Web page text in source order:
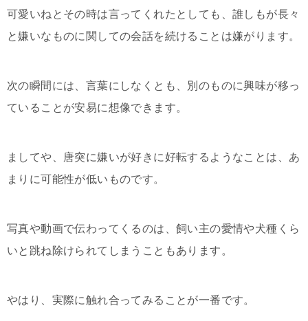
可愛いねとその時は言ってくれたとしても、誰しもが長々
と嫌いなものに関しての会話を続けることは嫌がります。
次の瞬間には、言葉にしなくとも、別のものに興味が移っ
ていることが安易に想像できます。
ましてや、唐突に嫌いが好きに好転するようなことは、あ
まりに可能性が低いものです。
写真や動画で伝わってくるのは、飼い主の愛情や犬種くら
いと跳ね除けられてしまうこともあります。
やはり、実際に触れ合ってみることが一番です。